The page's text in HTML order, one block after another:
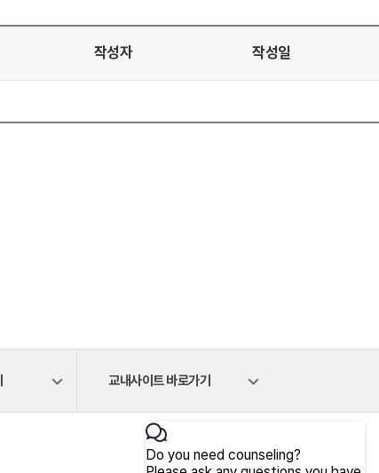
작성자 작성일
교내사이트 바로가기